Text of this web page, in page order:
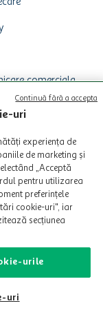
comerciala
uri
experiența de
de marketing și
„Acceptă
pentru utilizarea
preferințele
cookie-uri", iar
secțiunea
urile
uri
Continuă fără a accepta